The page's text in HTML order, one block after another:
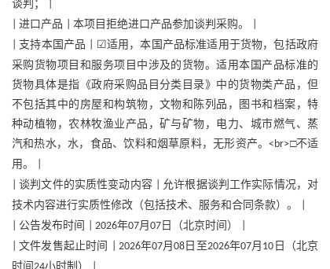
谈判；
进口产品 本项目拒绝进口产品参加谈判采购。
支持本国产品
☑适用，本国产品标准适用于货物，包括政府
采购货物项目和服务项目中涉及的货物。适用本国产品标准的
货物具体是指《政府采购品目分类目录》中的货物类产品，但
不包括其中的房屋和构筑物，文物和陈列品，图书和档案，特
种动植物，农林牧渔业产品，矿与矿物，电力、城市燃气、蒸
汽和热水，水，食品、饮料和烟草原料，无形资产。<br>□不适
用。
|谈判文件的实质性变动内容
允许根据谈判工作实际情况，对
技术内容进行实质性修改（包括技术、服务和合同条款）。
公告发布时间 | 2026年07月 07 日（北京时间）
|文件发售起止时间 | 2026年07月08 日至2026年07月 10 日（北京
时间
小时制）